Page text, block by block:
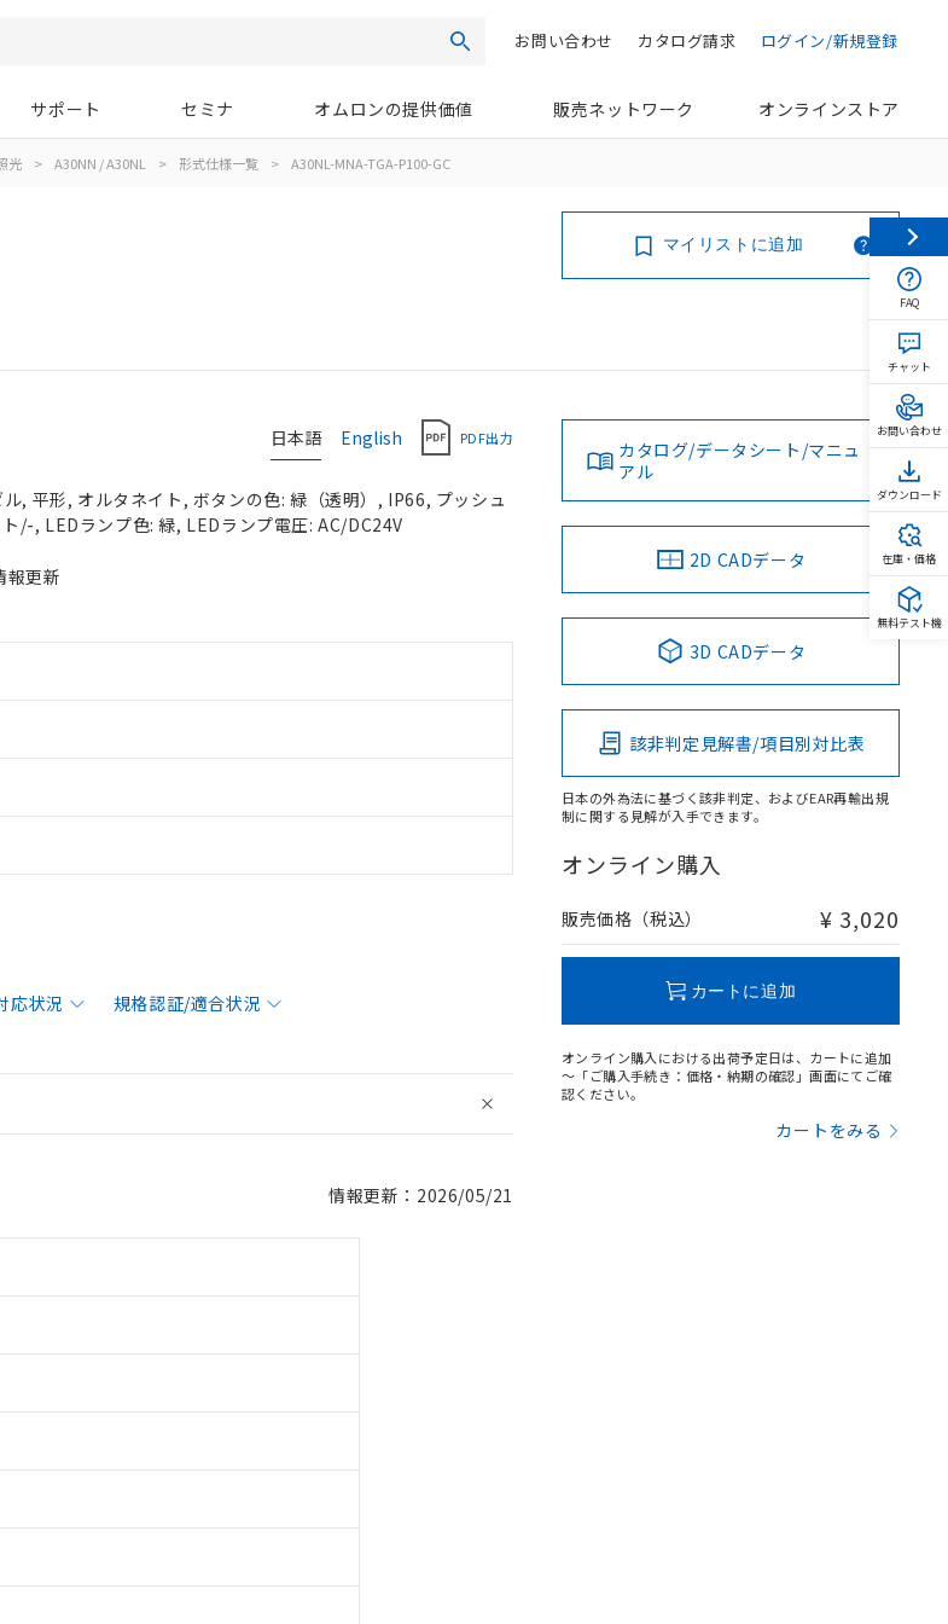
検索 ログイン/新規登録
カタログ請求
お問い合わせ
サポート セミナ オムロンの提供価値 販売ネットワーク オンラインストア
光 > A30NN / A30NL > 形式仕様一覧 > A30NL-MNA-TGA-P100-GC
マイリストに追加
日本語 English PDF出力
, 平形, オルタネイト, ボタンの色: 緑（透明）, IP66, プッシュ
/-, LEDランプ色: 緑, LEDランプ電圧: AC/DC24V
更新
応状況 規格認証/適合状況
情報更新：2026/05/21
カタログ/データシート/マニュ
アル
2D CADデータ
3D CADデータ
該非判定見解書/項目別対比表
日本の外為法に基づく該非判定、およびEAR再輸出規
制に関する見解が入手できます。
オンライン購入
販売価格（税込） ¥ 3,020
カートに追加
オンライン購入における出荷予定日は、カートに追加
～「ご購入手続き：価格・納期の確認」画面にてご確
認ください。
カートをみる
FAQ
チャット
お問い合わせ
ダウンロード
在庫・価格
無料テスト機